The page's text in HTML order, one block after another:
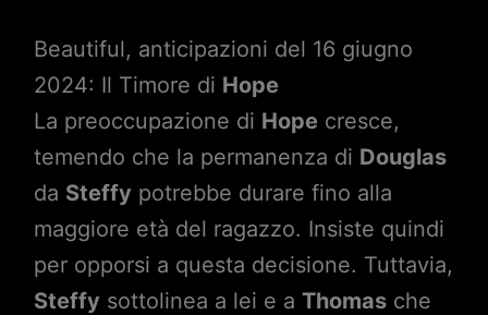
Beautiful, anticipazioni del 16 giugno
2024: Il Timore di Hope
La preoccupazione di Hope cresce,
temendo che la permanenza di Douglas
da Steffypotrebbe durare fino alla
maggiore età del ragazzo. Insiste quindi
per opporsi a questa decisione. Tuttavia,
Steffysottolinea a lei e a Thomasche